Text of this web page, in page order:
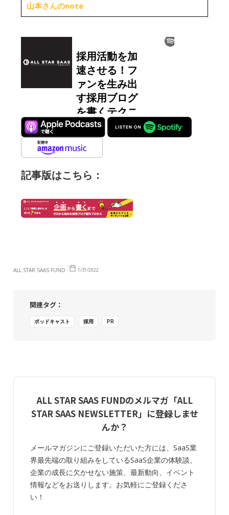
山本さんのnote
記事版はこちら：
ALL STAR SAAS FUND 1/31/2022
関連タグ：
ポッドキャスト 採用 PR
ALL STAR SAAS FUNDのメルマガ「ALL
STAR SAAS NEWSLETTER」に登録しませ
んか？
メールマガジンにご登録いただいた方には、SaaS業
界最先端の取り組みをしているSaaS企業の体験談、
企業の成長に欠かせない施策、最新動向、イベント
情報などをお送りします。お気軽にご登録くださ
い！